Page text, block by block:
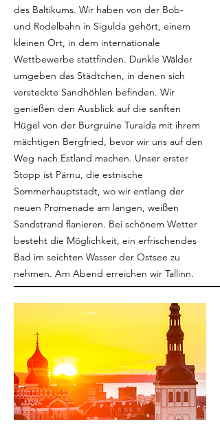
des Baltikums. Wir haben von der Bob-
und Rodelbahn in Sigulda gehört, einem
kleinen Ort, in dem internationale
Wettbewerbe stattfinden. Dunkle Wälder
umgeben das Städtchen, in denen sich
versteckte Sandhöhlen befinden. Wir
genießen den Ausblick auf die sanften
Hügel von der Burgruine Turaida mit ihrem
mächtigen Bergfried, bevor wir uns auf den
Weg nach Estland machen. Unser erster
Stopp ist Pärnu, die estnische
Sommerhauptstadt, wo wir entlang der
neuen Promenade am langen, weißen
Sandstrand flanieren. Bei schönem Wetter
besteht die Möglichkeit, ein erfrischendes
Bad im seichten Wasser der Ostsee zu
nehmen. Am Abend erreichen wir Tallinn.